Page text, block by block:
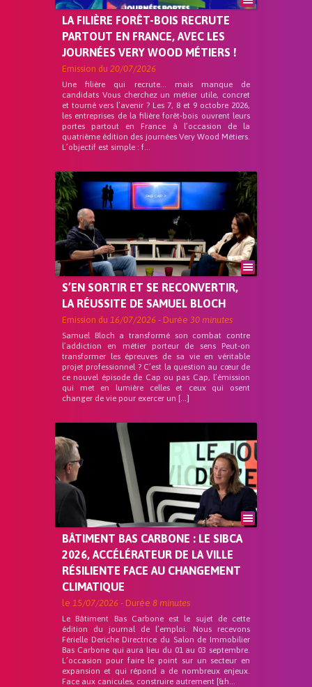
LA FILIÈRE FORÊT-BOIS RECRUTE
PARTOUT EN FRANCE, AVEC LES
JOURNÉES VERY WOOD MÉTIERS !
Emission du 20/07/2026
Une filière qui recrute… mais manque de
candidats Vous cherchez un métier utile, concret
et tourné vers l’avenir ? Les 7, 8 et 9 octobre 2026,
les entreprises de la filière forêt-bois ouvrent leurs
portes partout en France à l’occasion de la
quatrième édition des journées Very Wood Métiers.
L’objectif est simple : f...
S’EN SORTIR ET SE RECONVERTIR,
LA RÉUSSITE DE SAMUEL BLOCH
Emission du 16/07/2026 - Durée 30 minutes
Samuel Bloch a transformé son combat contre
l’addiction en métier porteur de sens Peut-on
transformer les épreuves de sa vie en véritable
projet professionnel ? C’est la question au cœur de
ce nouvel épisode de Cap ou pas Cap, l’émission
qui met en lumière celles et ceux qui osent
changer de vie pour exercer un […]
BÂTIMENT BAS CARBONE : LE SIBCA
2026, ACCÉLÉRATEUR DE LA VILLE
RÉSILIENTE FACE AU CHANGEMENT
CLIMATIQUE
le 15/07/2026 - Durée 8 minutes
Le Bâtiment Bas Carbone est le sujet de cette
édition du journal de l’emploi. Nous recevons
Férielle Deriche Directrice du Salon de Immobilier
Bas Carbone qui aura lieu du 01 au 03 septembre.
L’occasion pour faire le point sur un secteur en
expansion et qui répond a de nombreux enjeux.
Face aux canicules, construire autrement [&h...